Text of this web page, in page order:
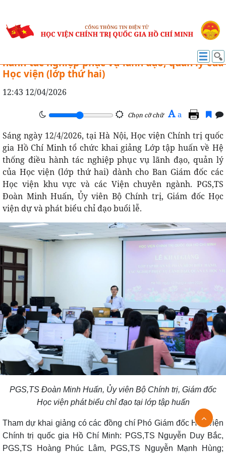
Khai giảng Lớp tập huấn về Hệ thống điều
hành tác nghiệp phục vụ lãnh đạo, quản lý của
Học viện (lớp thứ hai)
12:43 12/04/2026
Chọn cỡ chữ A a
Sáng ngày 12/4/2026, tại Hà Nội, Học viện Chính trị quốc
gia Hồ Chí Minh tổ chức khai giảng Lớp tập huấn về Hệ
thống điều hành tác nghiệp phục vụ lãnh đạo, quản lý
của Học viện (lớp thứ hai) dành cho Ban Giám đốc các
Học viện khu vực và các Viện chuyên ngành. PGS,TS
Đoàn Minh Huấn, Ủy viên Bộ Chính trị, Giám đốc Học
viện dự và phát biểu chỉ đạo buổi lễ.
PGS,TS Đoàn Minh Huấn, Ủy viên Bộ Chính trị, Giám đốc
Học viện phát biểu chỉ đạo tại lớp tập huấn
Tham dự khai giảng có các đồng chí Phó Giám đốc Học viện
Chính trị quốc gia Hồ Chí Minh: PGS,TS Nguyễn Duy Bắc,
PGS,TS Hoàng Phúc Lâm, PGS,TS Nguyễn Mạnh Hùng;